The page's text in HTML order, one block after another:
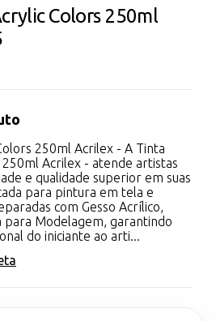
Colors 250ml
250ml Acrilex - A Tinta
Acrilex - atende artistas
e qualidade superior em suas
para pintura em tela e
com Gesso Acrílico,
para Modelagem, garantindo
do iniciante ao arti...